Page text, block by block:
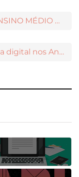
NOVOS CONTEÚDOS PARA O ENSINO MÉDIO DISPONÍVEIS NO MODERNAMIGOS
Dinâmica para ensinar segurança digital nos Anos Iniciais